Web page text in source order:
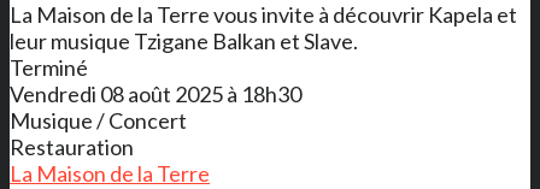
La Maison de la Terre vous invite à découvrir Kapela et
leur musique Tzigane Balkan et Slave.
Terminé
Vendredi 08 août 2025 à 18h30
Musique / Concert
Restauration
La Maison de la Terre